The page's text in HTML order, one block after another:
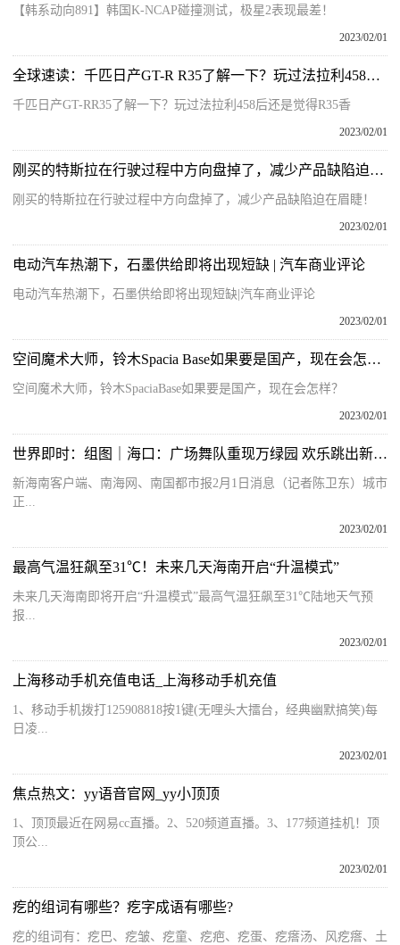
【韩系动向891】韩国K-NCAP碰撞测试，极星2表现最差！
2023/02/01
全球速读：千匹日产GT-R R35了解一下？玩过法拉利458后还是觉得R35香
千匹日产GT-RR35了解一下？玩过法拉利458后还是觉得R35香
2023/02/01
刚买的特斯拉在行驶过程中方向盘掉了，减少产品缺陷迫在眉睫！
刚买的特斯拉在行驶过程中方向盘掉了，减少产品缺陷迫在眉睫！
2023/02/01
电动汽车热潮下，石墨供给即将出现短缺 | 汽车商业评论
电动汽车热潮下，石墨供给即将出现短缺|汽车商业评论
2023/02/01
空间魔术大师，铃木Spacia Base如果要是国产，现在会怎样？
空间魔术大师，铃木SpaciaBase如果要是国产，现在会怎样？
2023/02/01
世界即时：组图｜海口：广场舞队重现万绿园 欢乐跳出新年烟火气
新海南客户端、南海网、南国都市报2月1日消息（记者陈卫东）城市
正...
2023/02/01
最高气温狂飙至31℃！未来几天海南开启“升温模式”
未来几天海南即将开启“升温模式”最高气温狂飙至31℃陆地天气预
报...
2023/02/01
上海移动手机充值电话_上海移动手机充值
1、移动手机拨打125908818按1键(无哩头大擂台，经典幽默搞笑)每
日凌...
2023/02/01
焦点热文：yy语音官网_yy小顶顶
1、顶顶最近在网易cc直播。2、520频道直播。3、177频道挂机！顶
顶公...
2023/02/01
疙的组词有哪些？疙字成语有哪些?
疙的组词有：疙巴、疙皱、疙童、疙疤、疙蛋、疙瘩汤、风疙瘩、土